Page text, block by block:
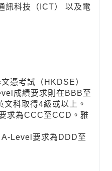
訊科技（ICT） 以及電
憑考試（HKDSE）
成績要求則在BBB至
科取得4級或以上。
求為CCC至CCD。雅
Level要求為DDD至